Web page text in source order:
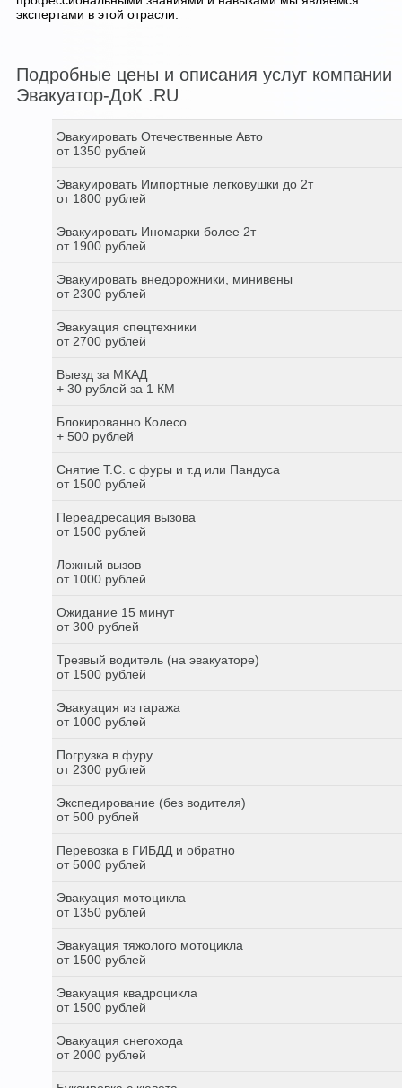
экспертами в этой отрасли.
Подробные цены и описания услуг компании
Эвакуатор-ДоК .RU
Эвакуировать Отечественные Авто
от 1350 рублей
Эвакуировать Импортные легковушки до 2т
от 1800 рублей
Эвакуировать Иномарки более 2т
от 1900 рублей
Эвакуировать внедорожники, минивены
от 2300 рублей
Эвакуация спецтехники
от 2700 рублей
Выезд за МКАД
+ 30 рублей за 1 КМ
Блокированно Колесо
+ 500 рублей
Снятие Т.С. с фуры и т.д или Пандуса
от 1500 рублей
Переадресация вызова
от 1500 рублей
Ложный вызов
от 1000 рублей
Ожидание 15 минут
от 300 рублей
Трезвый водитель (на эвакуаторе)
от 1500 рублей
Эвакуация из гаража
от 1000 рублей
Погрузка в фуру
от 2300 рублей
Экспедирование (без водителя)
от 500 рублей
Перевозка в ГИБДД и обратно
от 5000 рублей
Эвакуация мотоцикла
от 1350 рублей
Эвакуация тяжолого мотоцикла
от 1500 рублей
Эвакуация квадроцикла
от 1500 рублей
Эвакуация снегохода
от 2000 рублей